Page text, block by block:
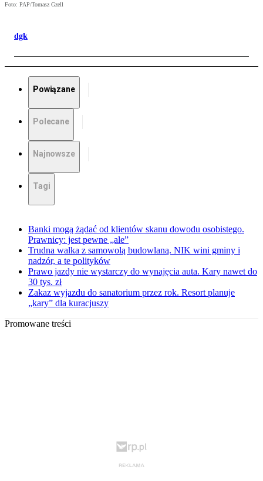
Foto: PAP/Tomasz Gzell
dgk
Powiązane
Polecane
Najnowsze
Tagi
Banki mogą żądać od klientów skanu dowodu osobistego.
Prawnicy: jest pewne „ale”
Trudna walka z samowolą budowlaną. NIK wini gminy i
nadzór, a te polityków
Prawo jazdy nie wystarczy do wynajęcia auta. Kary nawet do
30 tys. zł
Zakaz wyjazdu do sanatorium przez rok. Resort planuje
„kary” dla kuracjuszy
Promowane treści